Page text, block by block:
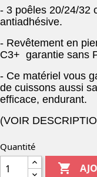
- 3 poêles 20/24/32
antiadhésive.
- Revêtement en
C3+ garantie sans
- Ce matériel vous
de cuissons aussi
efficace, endurant.
(VOIR
Quantité
